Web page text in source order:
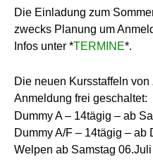
Die Einladung zum
zwecks Planung um
Infos unter *TERMINE*.
Die neuen Kursstaffeln von
Anmeldung frei geschaltet:
Dummy A – 14tägig – ab
Dummy A/F – 14tägig – ab
Welpen ab Samstag